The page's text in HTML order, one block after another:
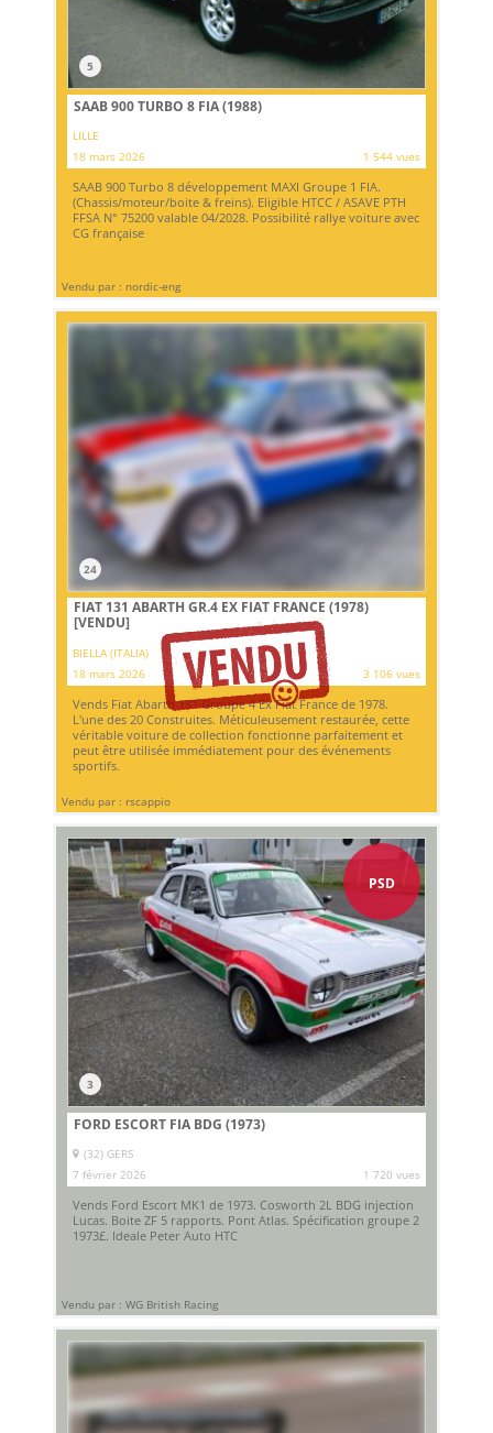
5
SAAB 900 TURBO 8 FIA (1988)
LILLE
18 mars 2026
1 544 vues
SAAB 900 Turbo 8 développement MAXI Groupe 1 FIA.
(Chassis/moteur/boite & freins). Eligible HTCC / ASAVE PTH
FFSA N° 75200 valable 04/2028. Possibilité rallye voiture avec
CG française
Vendu par : nordic-eng
24
FIAT 131 ABARTH GR.4 EX FIAT FRANCE (1978)
[VENDU]
BIELLA (ITALIA)
18 mars 2026
3 106 vues
Vends Fiat Abarth 131 Groupe 4 Ex Fiat France de 1978.
L'une des 20 Construites. Méticuleusement restaurée, cette
véritable voiture de collection fonctionne parfaitement et
peut être utilisée immédiatement pour des événements
sportifs.
Vendu par : rscappio
PSD
3
FORD ESCORT FIA BDG (1973)
(32) GERS
7 février 2026
1 720 vues
Vends Ford Escort MK1 de 1973. Cosworth 2L BDG injection
Lucas. Boite ZF 5 rapports. Pont Atlas. Spécification groupe 2
1973£. Ideale Peter Auto HTC
Vendu par : WG British Racing